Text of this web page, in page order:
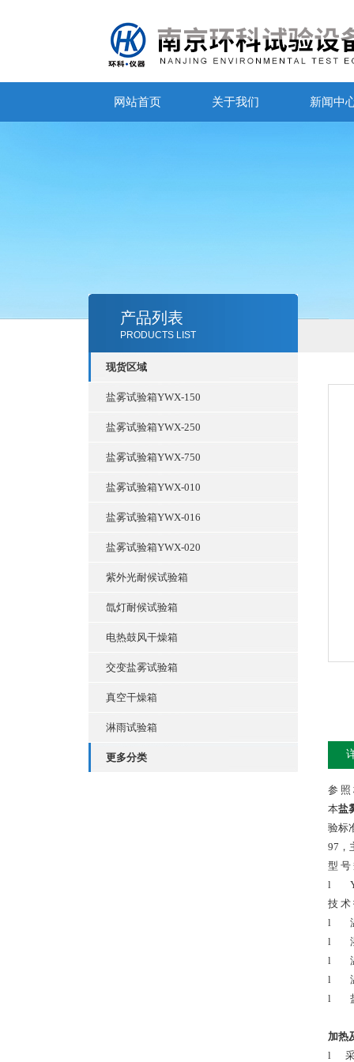
网站首页 关于我们 新闻中
产品列表
PRODUCTS LIST
现货区域
盐雾试验箱YWX-150
盐雾试验箱YWX-250
盐雾试验箱YWX-750
盐雾试验箱YWX-010
盐雾试验箱YWX-016
盐雾试验箱YWX-020
紫外光耐候试验箱
氙灯耐候试验箱
电热鼓风干燥箱
交变盐雾试验箱
真空干燥箱
淋雨试验箱
更多分类
参 照
本盐
验标
97，
型 号
l Y -
技 术
l 温
l 湿
l 温
l 温
l 盐
加热
l 采